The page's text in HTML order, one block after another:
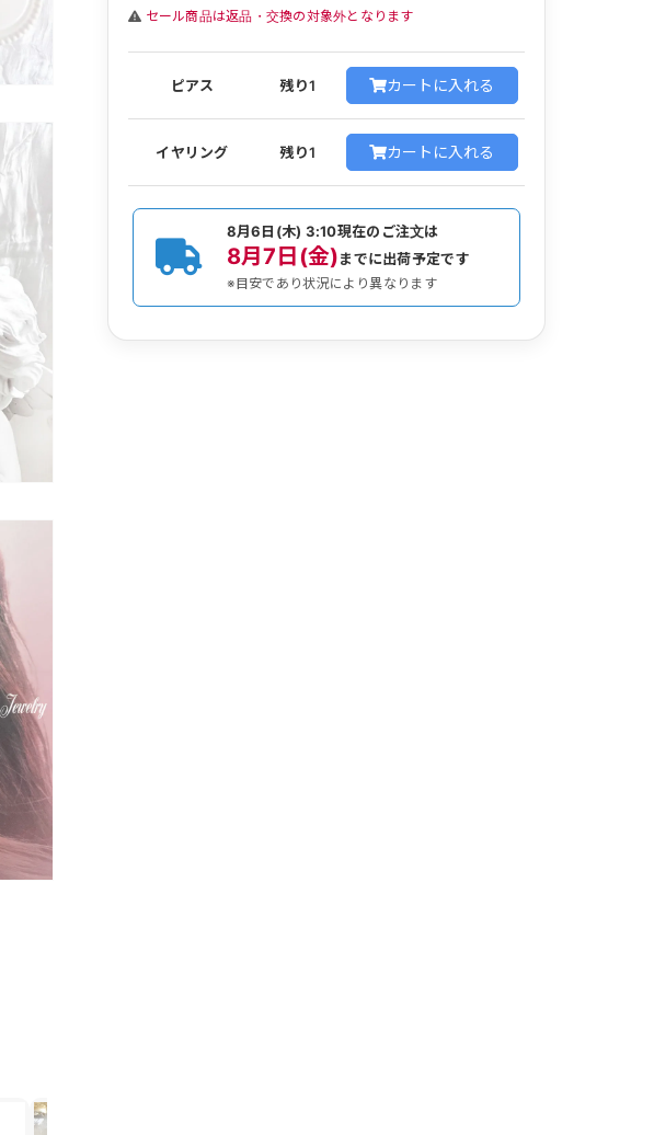
セール商品は返品・交換の対象外となります
ピアス 残り1 カートに入れる
イヤリング 残り1 カートに入れる
8月6日(木) 3:10現在のご注文は
8月7日(金)までに出荷予定です
※目安であり状況により異なります